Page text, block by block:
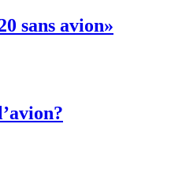
sans avion»